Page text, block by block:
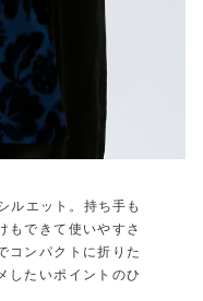
ルエット。持ち手も
もできて使いやすさ
コンパクトに折りた
したいポイントのひ